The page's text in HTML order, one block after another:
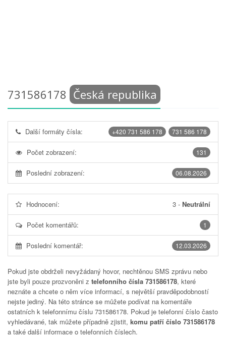
731586178 Česká republika
731 586 178
+420 731 586 178
Další formáty čísla:
131
Počet zobrazení:
06.08.2026
Poslední zobrazení:
Hodnocení: 3 - Neutrální
1
Počet komentářů:
12.03.2026
Poslední komentář:
Pokud jste obdrželi nevyžádaný hovor, nechtěnou SMS zprávu nebo
jste byli pouze prozvoněni z telefonního čísla 731586178, které
neznáte a chcete o něm více informací, s největší pravděpodobností
nejste jediný. Na této stránce se můžete podívat na komentáře
ostatních k telefonnímu číslu 731586178. Pokud je telefonní číslo často
vyhledávané, tak můžete případně zjistit, komu patří číslo 731586178
a také další informace o telefonních číslech.